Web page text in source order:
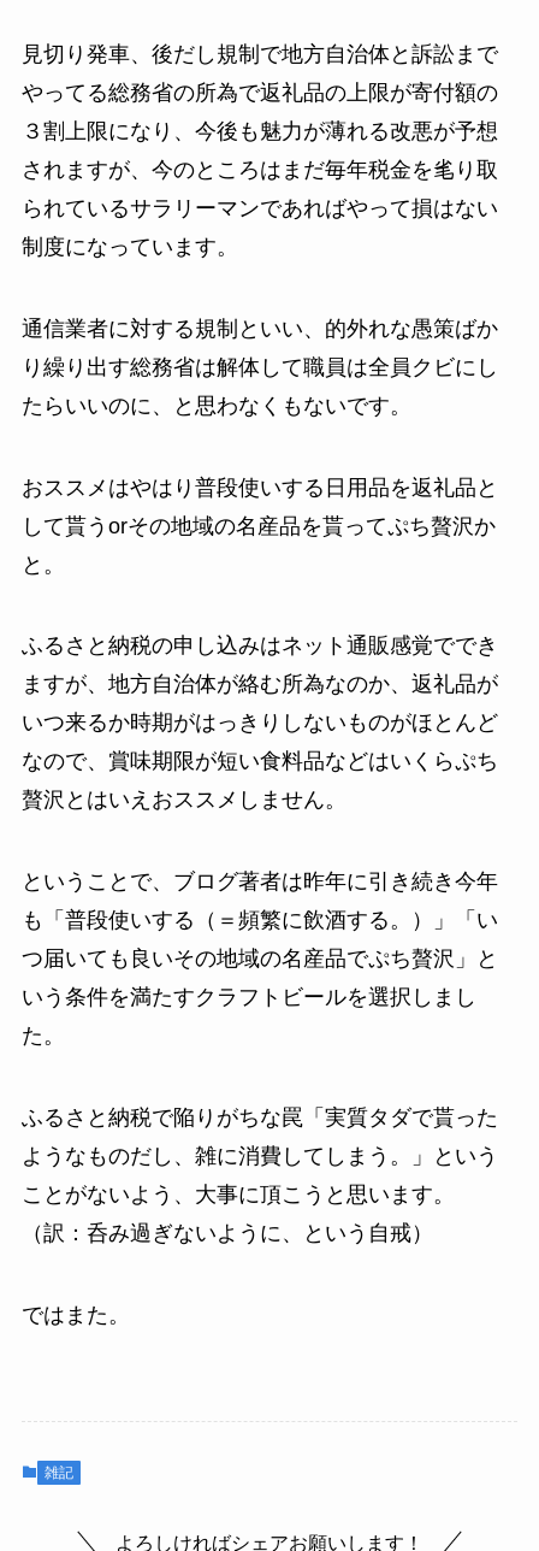
見切り発車、後だし規制で地方自治体と訴訟まで
やってる総務省の所為で返礼品の上限が寄付額の
３割上限になり、今後も魅力が薄れる改悪が予想
されますが、今のところはまだ毎年税金を毟り取
られているサラリーマンであればやって損はない
制度になっています。
通信業者に対する規制といい、的外れな愚策ばか
り繰り出す総務省は解体して職員は全員クビにし
たらいいのに、と思わなくもないです。
おススメはやはり普段使いする日用品を返礼品と
して貰うorその地域の名産品を貰ってぷち贅沢か
と。
ふるさと納税の申し込みはネット通販感覚ででき
ますが、地方自治体が絡む所為なのか、返礼品が
いつ来るか時期がはっきりしないものがほとんど
なので、賞味期限が短い食料品などはいくらぷち
贅沢とはいえおススメしません。
ということで、ブログ著者は昨年に引き続き今年
も「普段使いする（＝頻繁に飲酒する。）」「い
つ届いても良いその地域の名産品でぷち贅沢」と
いう条件を満たすクラフトビールを選択しまし
た。
ふるさと納税で陥りがちな罠「実質タダで貰った
ようなものだし、雑に消費してしまう。」という
ことがないよう、大事に頂こうと思います。
（訳： 呑み過ぎないように、という自戒）
ではまた。
雑記
よろしければシェアお願いします！